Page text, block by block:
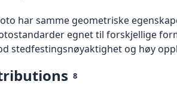
har samme geometriske
egnet til forskjellige
stedfestingsnøyaktighet og høy
8